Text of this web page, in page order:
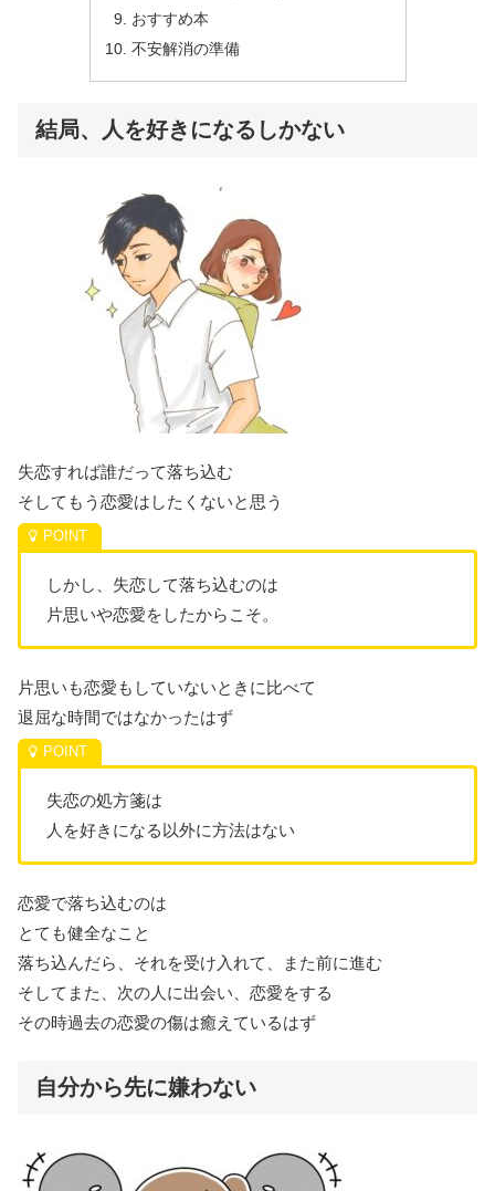
おすすめ本
不安解消の準備
結局、人を好きになるしかない
失恋すれば誰だって落ち込む
そしてもう恋愛はしたくないと思う
しかし、失恋して落ち込むのは
片思いや恋愛をしたからこそ。
片思いも恋愛もしていないときに比べて
退屈な時間ではなかったはず
失恋の処方箋は
人を好きになる以外に方法はない
恋愛で落ち込むのは
とても健全なこと
落ち込んだら、それを受け入れて、また前に進む
そしてまた、次の人に出会い、恋愛をする
その時過去の恋愛の傷は癒えているはず
自分から先に嫌わない